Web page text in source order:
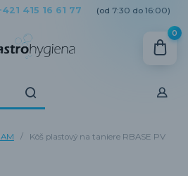
415 16 61 77 (od 7:30 do 16:00)
0
Kôš plastový na taniere RBASE PV